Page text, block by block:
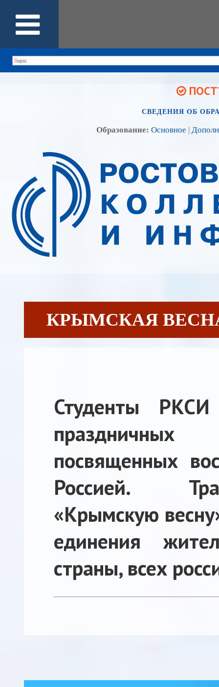
СВЕДЕНИЯ ОБ
Образование: Основное |
КРЫМСКАЯ ВЕСНА
Студенты
посвященных
Россией.
«Крымскую
единения
страны, всех